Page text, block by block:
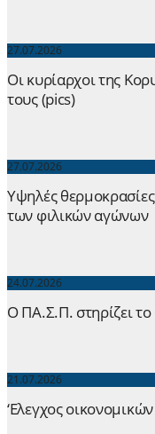
27.07.2026
Οι κυρίαρχοι της
τους (pics)
27.07.2026
Yψηλές
των φιλικών αγώνων
24.07.2026
Ο ΠΑ.Σ.Π. στηρίζει
21.07.2026
‘Ελεγχος